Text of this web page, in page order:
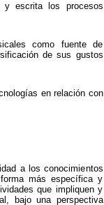
y escrita los procesos
como fuente de
de sus gustos
en relación con
a los conocimientos
más específica y
que impliquen y
bajo una perspectiva